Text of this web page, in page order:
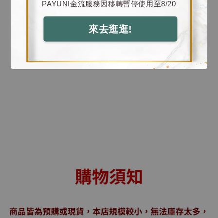
PAYUNI金流服務因移轉暫停使用至8/20
來去逛逛!